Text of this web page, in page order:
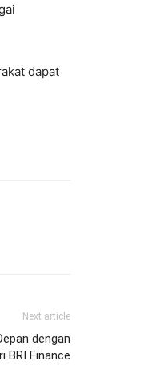
dapat
Next article
dengan
BRI Finance